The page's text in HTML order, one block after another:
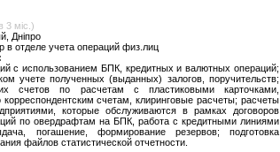
3 міс.)
Дніпро
в отделе учета операций физ.лиц
с использованием БПК, кредитных и валютных операций;
учете полученных (выданных) залогов, поручительств;
счетов по расчетам с пластиковыми карточками,
счетам, клиринговые расчеты; расчеты
которые обслуживаются в рамках договоров
по овердрафтам на БПК, работа с кредитными линиями
погашение, формирование резервов; подготовка
файлов статистической отчетности.